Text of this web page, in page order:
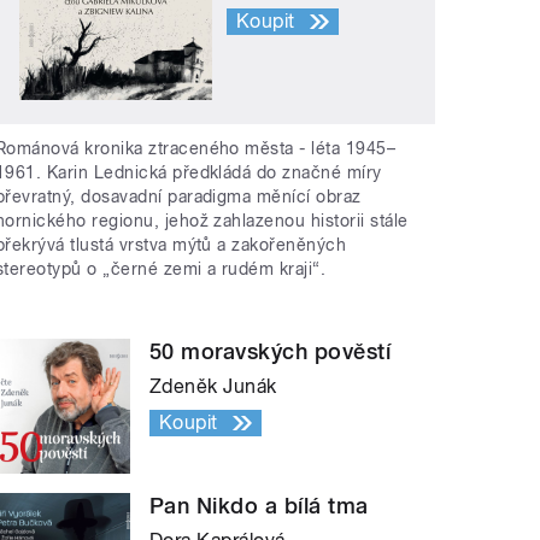
Koupit
kronika ztraceného města - léta 1945–
Karin Lednická předkládá do značné míry
dosavadní paradigma měnící obraz
regionu, jehož zahlazenou historii stále
tlustá vrstva mýtů a zakořeněných
o „černé zemi a rudém kraji“.
50 moravských pověstí
Zdeněk Junák
Koupit
Pan Nikdo a bílá tma